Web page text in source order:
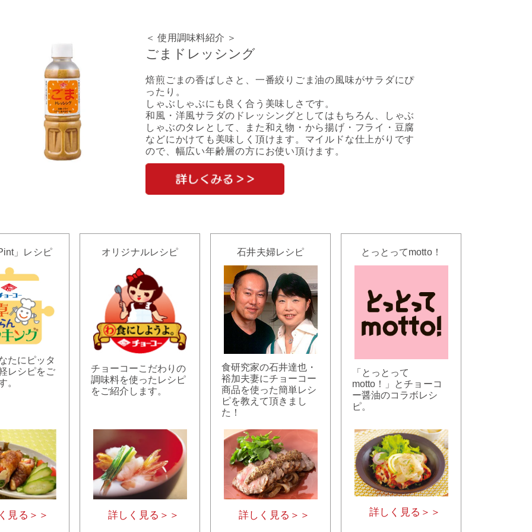
＜ 使用調味料紹介 ＞
ごまドレッシング
焙煎ごまの香ばしさと、一番絞りごま油の風味がサラダにぴ
ったり。
しゃぶしゃぶにも良く合う美味しさです。
和風・洋風サラダのドレッシングとしてはもちろん、しゃぶ
しゃぶのタレとして、また和え物・から揚げ・フライ・豆腐
などにかけても美味しく頂けます。マイルドな仕上がりです
ので、幅広い年齢層の方にお使い頂けます。
」レシピ
たにピッタ
レシピをご
。
見る＞＞
オリジナルレシピ
チョーコーこだわりの
調味料を使ったレシピ
をご紹介します。
詳しく見る＞＞
石井夫婦レシピ
食研究家の石井達也・
裕加夫妻にチョーコー
商品を使った簡単レシ
ピを教えて頂きまし
た！
詳しく見る＞＞
とっとってmotto！
「とっとって
motto！」とチョーコ
ー醤油のコラボレシ
ピ。
詳しく見る＞＞